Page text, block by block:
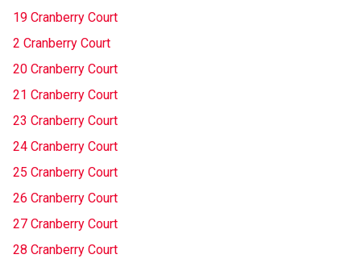
19 Cranberry Court
2 Cranberry Court
20 Cranberry Court
21 Cranberry Court
23 Cranberry Court
24 Cranberry Court
25 Cranberry Court
26 Cranberry Court
27 Cranberry Court
28 Cranberry Court